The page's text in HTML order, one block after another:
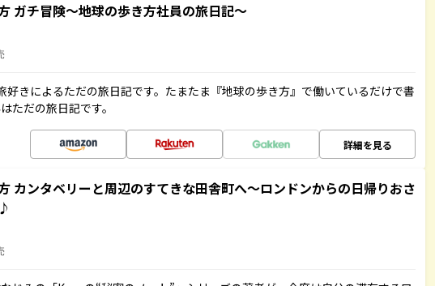
ガチ冒険～地球の歩き方社員の旅日記～
好きによるただの旅日記です。たまたま『地球の歩き方』で働いているだけで書
ただの旅日記です。
詳細を見る
カンタベリーと周辺のすてきな田舎町へ～ロンドンからの日帰りおさ